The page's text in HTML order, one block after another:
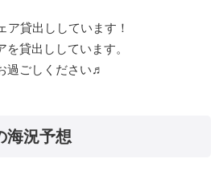
貸出ししています！
貸出ししています。
過ごしください♬
海況予想